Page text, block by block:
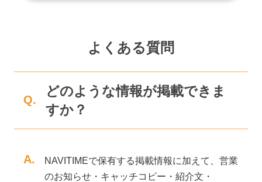
よくある質問
Q.
どのような情報が掲載できま
すか？
A.
NAVITIMEで保有する掲載情報に加えて、営業
のお知らせ・キャッチコピー・紹介文・